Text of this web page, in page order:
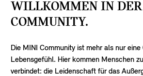
WILLKOMMEN IN
COMMUNITY.
Die MINI Community ist mehr als nur
Lebensgefühl. Hier kommen Menschen
verbindet: die Leidenschaft für das